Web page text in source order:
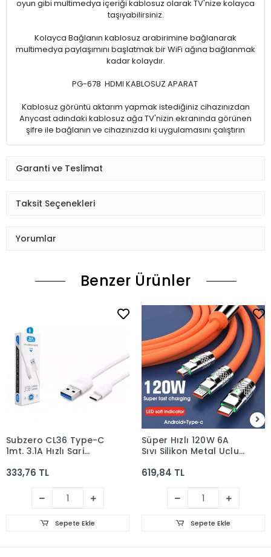
oyun gibi multimedya içeriği kablosuz olarak TV'nize kolayca
taşıyabilirsiniz.
Kolayca Bağlanın kablosuz arabirimine bağlanarak
multimedya paylaşımını başlatmak bir WiFi ağına bağlanmak
kadar kolaydır.
PG-678 HDMI KABLOSUZ APARAT
Kablosuz görüntü aktarım yapmak istediğiniz cihazınızdan
Anycast adındaki kablosuz ağa TV'nizin ekranında görünen
şifre ile bağlanın ve cihazınızda ki uygulamasını çalıştırın
Garanti ve Teslimat
Taksit Seçenekleri
Yorumlar
Benzer Ürünler
Subzero CL36 Type-C
1mt. 3.1A Hızlı Şarj
333,76 TL
Sepete Ekle
Süper Hızlı 120W 6A
Sıvı Silikon Metal Uçlu
iPhone 3 In1 Şarj
619,84 TL
Sepete Ekle